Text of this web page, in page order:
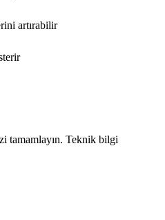
artırabilir
tamamlayın. Teknik bilgi